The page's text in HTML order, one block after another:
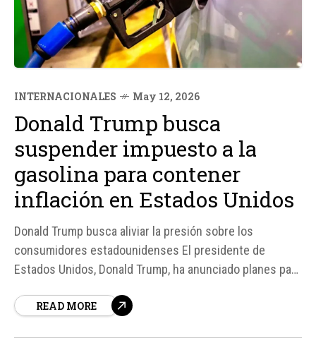
INTERNACIONALES May 12, 2026
Donald Trump busca
suspender impuesto a la
gasolina para contener
inflación en Estados Unidos
Donald Trump busca aliviar la presión sobre los
consumidores estadounidenses El presidente de
Estados Unidos, Donald Trump, ha anunciado planes para
combustibles con el objetivo de contener el impacto del
READ MORE